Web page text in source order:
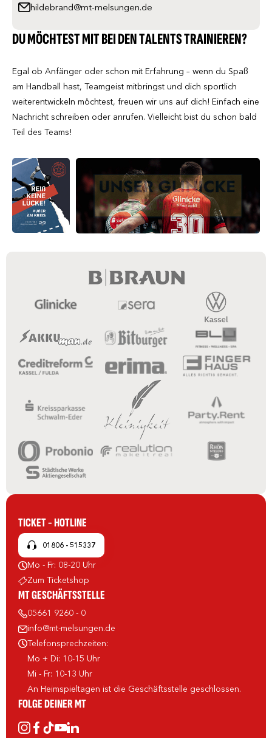
hildebrand@mt-melsungen.de
DU MÖCHTEST MIT BEI DEN TALENTS TRAINIEREN?
Egal ob Anfänger oder schon mit Erfahrung – wenn du Spaß
am Handball hast, Teamgeist mitbringst und dich sportlich
weiterentwickeln möchtest, freuen wir uns auf dich! Einfach eine
Nachricht schreiben oder anrufen. Vielleicht bist du schon bald
Teil des Teams!
TICKET - HOTLINE
01806 - 515337
Mo - Fr: 08-20 Uhr
Zum Ticketshop
MT GESCHÄFTSSTELLE
05661 9260 - 0
info@mt-melsungen.de
Telefonsprechzeiten:
Mo + Di: 10-15 Uhr
Mi - Fr: 10-13 Uhr
An Heimspieltagen ist die Geschäftsstelle geschlossen.
FOLGE DEINER MT